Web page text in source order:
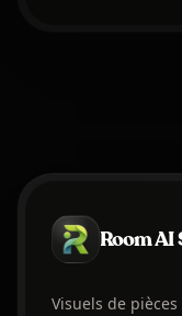
Room
Visuels de